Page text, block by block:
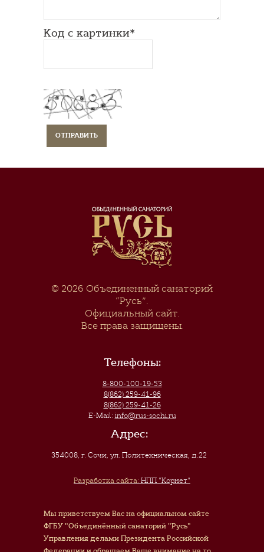
Код с картинки*
© 2026 Объединенный санаторий
“Русь”.
Официальный сайт.
Все права защищены.
Телефоны:
8-800-100-19-53
8(862) 259-41-96
8(862) 259-41-26
E-Mail: info@rus-sochi.ru
Адрес:
354008, г. Сочи,ул. Политехническая, д.22
Разработка сайта: НПП "Корнет"
Мы приветствуем Вас на официальном сайте
ФГБУ "Объединённый санаторий "Русь"
Управления делами Президента Российской